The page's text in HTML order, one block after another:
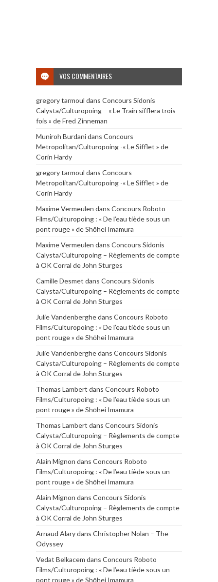
VOS COMMENTAIRES
gregory tarmoul dans Concours Sidonis
Calysta/Culturopoing – « Le Train sifflera trois
fois » de Fred Zinneman
Muniroh Burdanidans Concours
Metropolitan/Culturopoing -« Le Sifflet » de
Corin Hardy
gregory tarmoul dans Concours
Metropolitan/Culturopoing -« Le Sifflet » de
Corin Hardy
Maxime Vermeulen dans Concours Roboto
Films/Culturopoing : « De l’eau tiède sous un
pont rouge » de Shōhei Imamura
Maxime Vermeulen dans Concours Sidonis
Calysta/Culturopoing – Règlements de compte
à OK Corral de John Sturges
Camille Desmet dans Concours Sidonis
Calysta/Culturopoing – Règlements de compte
à OK Corral de John Sturges
Julie Vandenberghedans Concours Roboto
Films/Culturopoing : « De l’eau tiède sous un
pont rouge » de Shōhei Imamura
Julie Vandenberghedans Concours Sidonis
Calysta/Culturopoing – Règlements de compte
à OK Corral de John Sturges
Thomas Lambert dans Concours Roboto
Films/Culturopoing : « De l’eau tiède sous un
pont rouge » de Shōhei Imamura
Thomas Lambert dans Concours Sidonis
Calysta/Culturopoing – Règlements de compte
à OK Corral de John Sturges
Alain Mignon dans Concours Roboto
Films/Culturopoing : « De l’eau tiède sous un
pont rouge » de Shōhei Imamura
Alain Mignon dans Concours Sidonis
Calysta/Culturopoing – Règlements de compte
à OK Corral de John Sturges
Arnaud Alarydans Christopher Nolan – The
Odyssey
Vedat Belkacem dans Concours Roboto
Films/Culturopoing : « De l’eau tiède sous un
pont rouge » de Shōhei Imamura